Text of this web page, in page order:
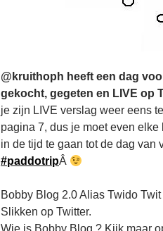
@kruithoph heeft een dag
gekocht, gegeten en LIVE op
je zijn LIVE verslag weer eens
pagina 7, dus je moet even
in de tijd te gaan tot de dag van
#paddotripÂ
Bobby Blog 2.0 Alias Twido
Slikken op Twitter.
Wie is Bobby Blog ? Kijk maar